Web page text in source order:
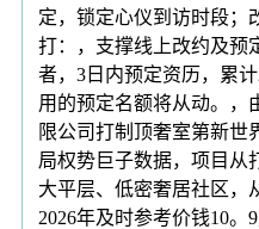
定，锁定心仪到访时段；
打：，支撑线上改约及预
者，3日内预定资历，累
用的预定名额将从动。，
限公司打制顶奢室第新世
局权势巨子数据，项目从
大平层、低密奢居社区，
2026年及时参考价钱10